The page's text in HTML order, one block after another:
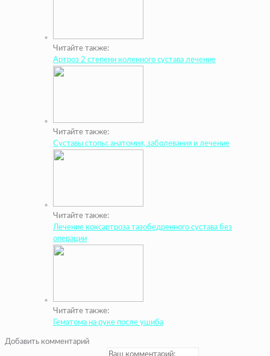
Читайте также:
Артроз 2 степени коленного сустава лечение
Читайте также:
Суставы стопы: анатомия, заболевания и лечение
Читайте также:
Лечение коксартроза тазобедренного сустава без
операции
Читайте также:
Гематома на руке после ушиба
Добавить комментарий